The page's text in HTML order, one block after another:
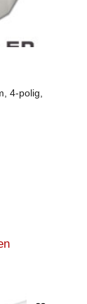
4-polig,